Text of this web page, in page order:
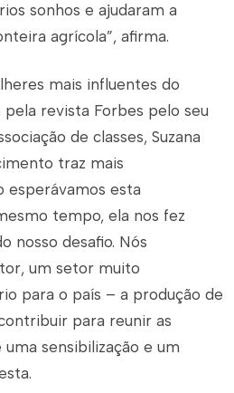
sonhos e ajudaram a
agrícola”, afirma.
mais influentes do
revista Forbes pelo seu
de classes, Suzana
traz mais
esperávamos esta
tempo, ela nos fez
nosso desafio. Nós
um setor muito
para o país – a produção de
para reunir as
sensibilização e um